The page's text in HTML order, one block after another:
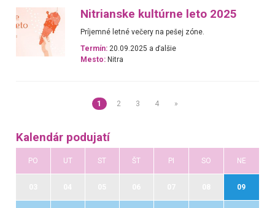
Nitrianske kultúrne leto 2025
Príjemné letné večery na pešej zóne.
Termín: 20.09.2025 a ďalšie
Mesto: Nitra
1 2 3 4 »
Kalendár podujatí
PO UT ST ŠT PI SO NE
09